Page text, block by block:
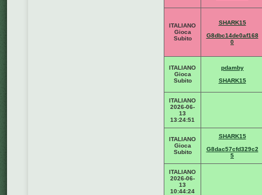
ITALIANO
Gioca
Subito
SHARK15
G8dbc14de0af168
0
ITALIANO
Gioca
Subito
pdamby
SHARK15
ITALIANO
2026-06-
13
13:24:51
ITALIANO
Gioca
Subito
SHARK15
G8dac57cfd329c2
5
ITALIANO
2026-06-
13
10:44:24